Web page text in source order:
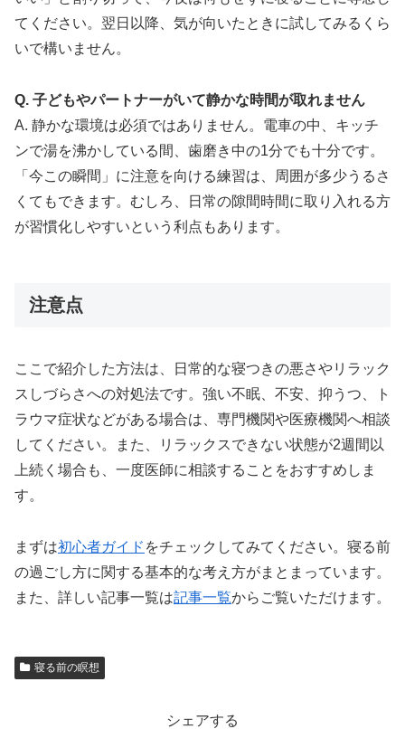
てください。翌日以降、気が向いたときに試してみるくら
いで構いません。
Q. 子どもやパートナーがいて静かな時間が取れません
A. 静かな環境は必須ではありません。電車の中、キッチ
ンで湯を沸かしている間、歯磨き中の1分でも十分です。
「今この瞬間」に注意を向ける練習は、周囲が多少うるさ
くてもできます。むしろ、日常の隙間時間に取り入れる方
が習慣化しやすいという利点もあります。
注意点
ここで紹介した方法は、日常的な寝つきの悪さやリラック
スしづらさへの対処法です。強い不眠、不安、抑うつ、ト
ラウマ症状などがある場合は、専門機関や医療機関へ相談
してください。また、リラックスできない状態が2週間以
上続く場合も、一度医師に相談することをおすすめしま
す。
まずは初心者ガイド をチェックしてみてください。寝る前
の過ごし方に関する基本的な考え方がまとまっています。
また、詳しい記事一覧は記事一覧からご覧いただけます。
寝る前の瞑想
シェアする